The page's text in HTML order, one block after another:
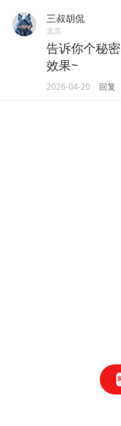
三叔胡侃
北京
告诉你个秘
效果~
2026-04-20 回复